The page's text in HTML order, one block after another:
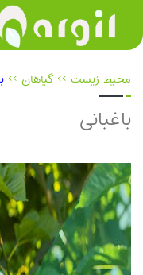
محیط زیست >> گیاهان >>
باغبانی